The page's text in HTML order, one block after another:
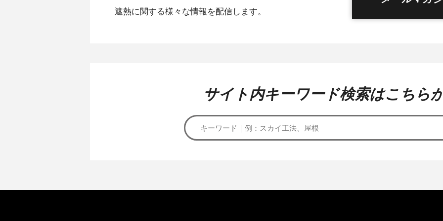
遮熱に関する様々な情報を配信します。
サイト内キーワード検索はこちら